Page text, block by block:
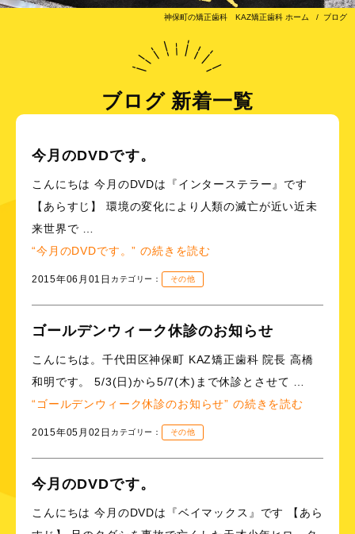
神保町の矯正歯科 KAZ矯正歯科 ホーム ブログ
ブログ 新着一覧
今月のDVDです。
こんにちは 今月のDVDは『インターステラー』です
【あらすじ】 環境の変化により人類の滅亡が近い近未
来世界で …
“今月のDVDです。” の続きを読む
2015年06月01日 カテゴリー： その他
ゴールデンウィーク休診のお知らせ
こんにちは。千代田区神保町 KAZ矯正歯科 院長 高橋
和明です。 5/3(日)から5/7(木)まで休診とさせて …
“ゴールデンウィーク休診のお知らせ” の続きを読む
2015年05月02日 カテゴリー： その他
今月のDVDです。
こんにちは 今月のDVDは『ベイマックス』です 【あら